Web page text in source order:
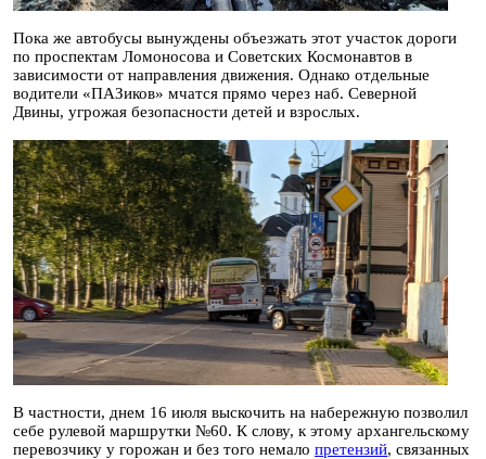
Пока же автобусы вынуждены объезжать этот участок дороги
по проспектам Ломоносова и Советских Космонавтов в
зависимости от направления движения. Однако отдельные
водители «ПАЗиков» мчатся прямо через наб. Северной
Двины, угрожая безопасности детей и взрослых.
В частности, днем 16 июля выскочить на набережную позволил
себе рулевой маршрутки №60. К слову, к этому архангельскому
перевозчику у горожан и без того немало претензий, связанных